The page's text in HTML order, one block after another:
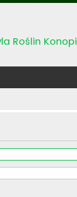
Roślin Konopi